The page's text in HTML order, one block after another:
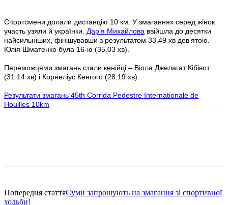
Спортсмени долали дистанцію 10 км. У змаганнях серед жінок
участь узяли й українки. Дар’я Михайлова ввійшла до десятки
найсильніших, фінішувавши з результатом 33.49 хв дев’ятою.
Юлія Шматенко була 16-ю (35.03 хв).
Переможцями змагань стали кенійці – Віола Джелагат Кібівот
(31.14 хв) і Корнеліус Кенгого (28.19 хв).
Результати змагань 45th Corrida Pedestre Internationale de
Houilles 10km
Попередня статтяСуми запрошують на змагання зі спортивної
ходьби!